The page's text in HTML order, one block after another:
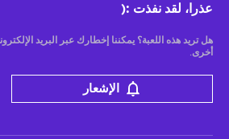
عذرا، لقد نفذت :(
هل تريد هذه اللعبة؟ يمكننا إخطارك عبر البريد
أخرى.
الإشعار